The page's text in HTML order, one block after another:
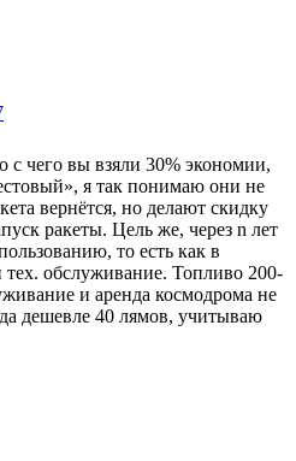
с чего вы взяли 30% экономии,
я так понимаю они не
вернётся, но делают скидку
ракеты. Цель же, через n лет
то есть как в
тех. обслуживание. Топливо 200-
и аренда космодрома не
дешевле 40 лямов, учитываю